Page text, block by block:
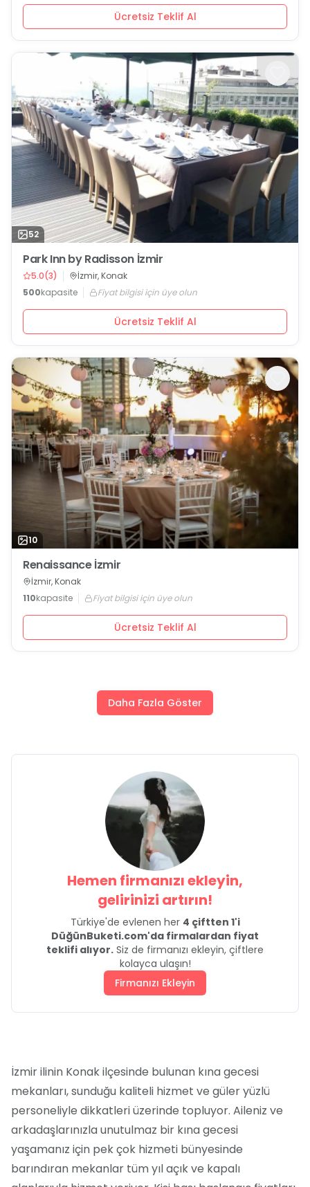
Ücretsiz Teklif Al
52
Park Inn by Radisson İzmir
5.0(3)
İzmir, Konak
500kapasite Fiyat bilgisi için üye olun
Ücretsiz Teklif Al
10
Renaissance İzmir
İzmir, Konak
110kapasite Fiyat bilgisi için üye olun
Ücretsiz Teklif Al
Daha Fazla Göster
Hemen firmanızı ekleyin,
gelirinizi artırın!
Türkiye'de evlenen her 4 çiftten 1'i
DüğünBuketi.com'da firmalardan fiyat
teklifi alıyor. Siz de firmanızı ekleyin, çiftlere
kolayca ulaşın!
Firmanızı Ekleyin
İzmir ilinin Konak ilçesinde bulunan kına gecesi
mekanları, sunduğu kaliteli hizmet ve güler yüzlü
personeliyle dikkatleri üzerinde topluyor. Aileniz ve
arkadaşlarınızla unutulmaz bir kına gecesi
yaşamanız için pek çok hizmeti bünyesinde
barındıran mekanlar tüm yıl açık ve kapalı